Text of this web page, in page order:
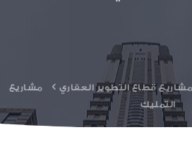
مشاريع قطاع التطوير العقاري
مشاريع
التمليك